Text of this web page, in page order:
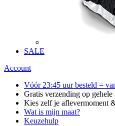
SALE
Account
Vóór 23:45 uur besteld =
Gratis verzending op gehele
Kies zelf je aflevermoment
Wat is mijn maat?
Keuzehulp